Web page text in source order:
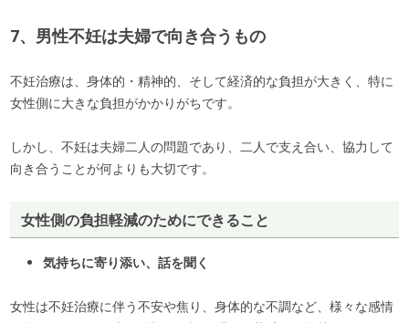
7、男性不妊は夫婦で向き合うもの
不妊治療は、身体的・精神的、そして経済的な負担が大きく、特に
女性側に大きな負担がかかりがちです。
しかし、不妊は夫婦二人の問題であり、二人で支え合い、協力して
向き合うことが何よりも大切です。
女性側の負担軽減のためにできること
気持ちに寄り添い、話を聞く
女性は不妊治療に伴う不安や焦り、身体的な不調など、様々な感情